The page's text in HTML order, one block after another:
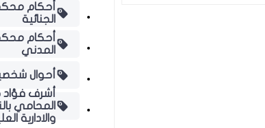
أحكام
الجنائية
أحكام
المدني
أحوال
أشرف فؤاد
المحامي
والادارية